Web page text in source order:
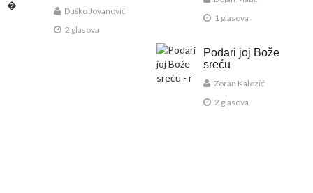
Duško Jovanović
2 glasova
1 glasova
Podari joj Bože
sreću
Zoran Kalezić
2 glasova